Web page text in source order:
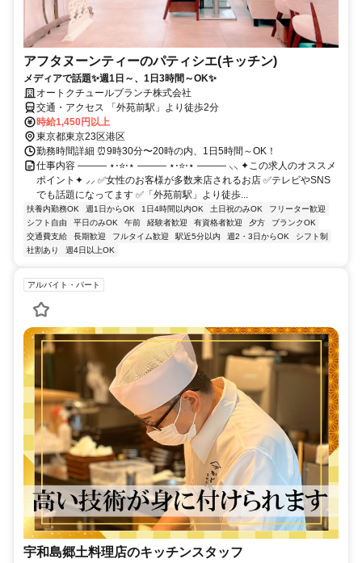
アフタヌーンティーのパティシエ(キッチン)
メディアで話題✨週1日～、1日3時間～OK✨
オートクチュールブランチ株式会社
交通・アクセス 「外苑前駅」より徒歩2分
時給1,450円以上
東京都東京23区港区
勤務時間詳細 ⏰9時30分〜20時の内、1日5時間～OK！
仕事内容 ――― ⋆⋅⭐⋅⋆ ――― ⋆⋅⭐⋅⋆ ――― ⸜⸜ ✦この求人のオススメ
ポイント✦ ⸝⸝ ✅女性のお客様が多数来店されるお店 ✅テレビやSNS
でも話題になってます ✅「外苑前駅」より徒歩...
扶養内勤務OK 週1日からOK 1日4時間以内OK 土日祝のみOK
フリーター歓迎
シフト自由
平日のみOK 午前 経験者歓迎 有資格者歓迎 夕方
ブランクOK
交通費支給
長期歓迎 フルタイム歓迎 駅近5分以内 週2・3日からOK
シフト制
社割あり
週4日以上OK
アルバイト・パート
宇和島郷土料理店のキッチンスタッフ